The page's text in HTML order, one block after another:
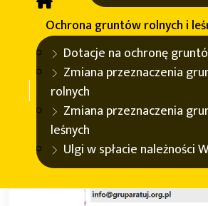
Ochrona gruntów rolnych i
Dotacje na ochronę
Zmiana przeznaczenia
rolnych
Zmiana przeznaczenia
leśnych
Ulgi w spłacie należności